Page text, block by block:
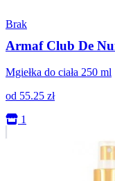
Brak
Armaf Club De
Mgiełka do ciała 250 ml
od 55.25 zł
1